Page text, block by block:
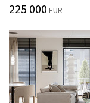
225 000 EUR